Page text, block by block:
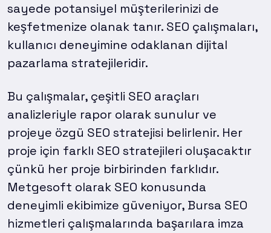
sayede potansiyel müşterilerinizi de
keşfetmenize olanak tanır. SEO çalışmaları,
kullanıcı deneyimine odaklanan dijital
pazarlama stratejileridir.
Bu çalışmalar, çeşitli SEO araçları
analizleriyle rapor olarak sunulur ve
projeye özgü SEO stratejisi belirlenir. Her
proje için farklı SEO stratejileri oluşacaktır
çünkü her proje birbirinden farklıdır.
Metgesoft olarak SEO konusunda
deneyimli ekibimize güveniyor, Bursa SEO
hizmetleri çalışmalarında başarılara imza